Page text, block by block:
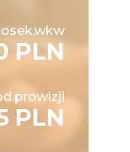
PLN
PLN